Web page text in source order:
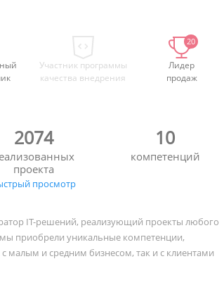
Участник программы
качества внедрения
20
Лидер
продаж
2074
проекта
просмотр
10
компетенций
IT-решений, реализующий проекты любого
приобрели уникальные компетенции,
малым и средним бизнесом, так и с клиентами